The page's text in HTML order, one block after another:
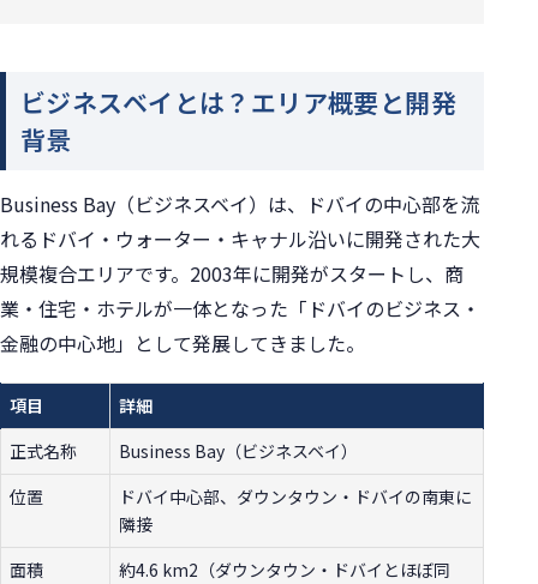
ビジネスベイとは？エリア概要と開発
背景
Business Bay（ビジネスベイ）は、ドバイの中心部を流
れるドバイ・ウォーター・キャナル沿いに開発された大
規模複合エリアです。2003年に開発がスタートし、商
業・住宅・ホテルが一体となった「ドバイのビジネス・
金融の中心地」として発展してきました。
項目
詳細
正式名称
Business Bay（ビジネスベイ）
位置
ドバイ中心部、ダウンタウン・ドバイの南東に
隣接
面積
約4.6 km2（ダウンタウン・ドバイとほぼ同